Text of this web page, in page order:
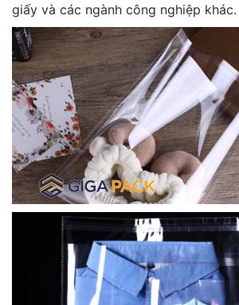
giấy và các ngành công nghiệp khác.